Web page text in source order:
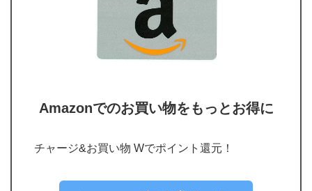
Amazonでのお買い物をもっとお得に
チャージ&お買い物 Wでポイント還元！